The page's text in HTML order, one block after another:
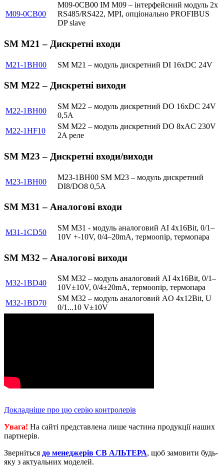
M09-0CB00
M09-0CB00 IM M09 – інтерфейсний модуль 2x
RS485/RS422, MPI, опціонально PROFIBUS
DP slave
SM M21 – Дискретні входи
M21-1BH00 SM M21 – модуль дискретний DI 16xDC 24V
SM M22 – Дискретні виходи
M22-1BH00
SM M22 – модуль дискретний DO 16xDC 24V
0,5A
M22-1HF10
SM M22 – модуль дискретний DO 8xAC 230V
2A реле
SM M23 – Дискретні входи/виходи
M23-1BH00
M23-1BH00 SM M23 – модуль дискретний
DI8/DO8 0,5A
SM M31 – Аналогові входи
M31-1CD50
SM M31 - модуль аналоговий AI 4x16Bit, 0/1–
10V +-10V, 0/4–20mA, термоопір, термопара
SM M32 – Аналогові виходи
M32-1BD40
SM M32 – модуль аналоговий AI 4x16Bit, 0/1–
10V±10V, 0/4±20mA, термоопір, термопара
M32-1BD70
SM M32 – модуль аналоговий AO 4x12Bit, U
0/1...10 V±10V
Докладніше про цю серію контролерів
Увага! На сайті представлена лише частина продукції наших
партнерів.
Зверніться до менеджерів СВ АЛЬТЕРА, щоб замовити будь-
яку з актуальних моделей.